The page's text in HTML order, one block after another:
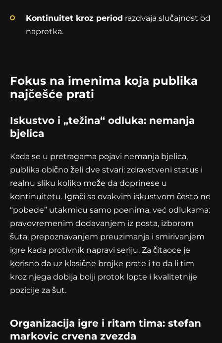
Kontinuitet kroz period razdvaja slučajnost od
napretka.
Fokus na imenima koja publika
najčešće prati
Iskustvo i „težina“ odluka: nemanja
bjelica
Kada se u pretragama pojavi nemanja bjelica,
publika obično želi dve stvari: zdravstveni status i
realnu sliku koliko može da doprinese u
kontinuitetu. Igrači sa ovakvim iskustvom često ne
“pobede” utakmicu samo poenima, već odlukama:
pravovremenim dodavanjem iz posta, izborom
šuta, prepoznavanjem preuzimanja i smirivanjem
igre kada protivnik napravi seriju. Za čitaoce je
korisno da uz klasične brojke prate i to da li tim
kroz njega dobija bolji protok lopte i kvalitetnije
pozicije za šut.
Organizacija igre i ritam tima: stefan
markovic crvena zvezda